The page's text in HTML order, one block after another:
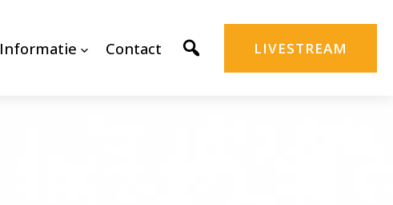
Informatie Contact LIVESTREAM